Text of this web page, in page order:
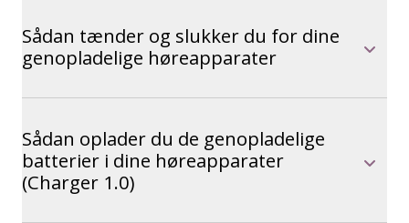
Sådan tænder og slukker du for dine
genopladelige høreapparater
Sådan oplader du de genopladelige
batterier i dine høreapparater
(Charger 1.0)